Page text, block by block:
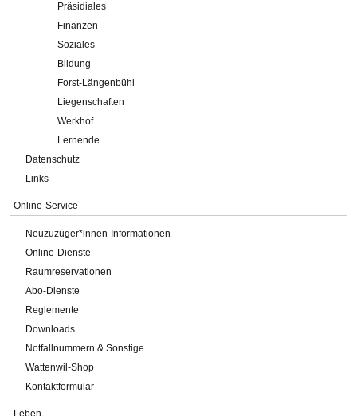
Präsidiales
Finanzen
Soziales
Bildung
Forst-Längenbühl
Liegenschaften
Werkhof
Lernende
Datenschutz
Links
Online-Service
Neuzuzüger*innen-Informationen
Online-Dienste
Raumreservationen
Abo-Dienste
Reglemente
Downloads
Notfallnummern & Sonstige
Wattenwil-Shop
Kontaktformular
Leben